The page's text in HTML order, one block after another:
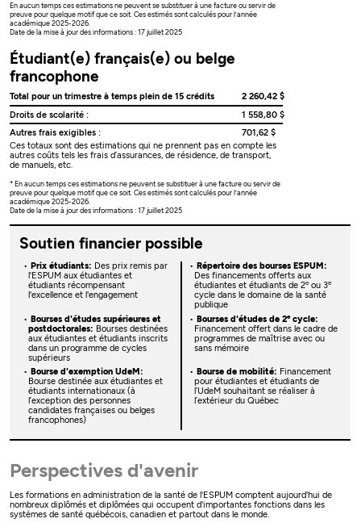
En aucun temps ces estimations ne peuvent se substituer à une facture ou servir de
preuve pour quelque motif que ce soit. Ces estimés sont calculés pour l’année
académique 2025-2026.
Date de la mise à jour des informations : 17 juillet 2025
Étudiant(e) français(e) ou belge
francophone
Total pour un trimestre à temps plein de 15 crédits
2 260,42 $
Droits de scolarité :
1 558,80 $
Autres frais exigibles :
701,62 $
Ces totaux sont des estimations qui ne prennent pas en compte les
autres coûts tels les frais d’assurances, de résidence, de transport,
de manuels, etc.
* En aucun temps ces estimations ne peuvent se substituer à une facture ou servir de
preuve pour quelque motif que ce soit. Ces estimés sont calculés pour l’année
académique 2025-2026.
Date de la mise à jour des informations : 17 juillet 2025
Soutien financier possible
Prix étudiants: Des prix remis par
l'ESPUM aux étudiantes et
étudiants récompensant
l'excellence et l'engagement
Répertoire des bourses ESPUM:
Des financements offerts aux
étudiantes et étudiants de 2eou 3e
cycle dans le domaine de la santé
publique
Bourses d'études supérieures et
postdoctorales: Bourses destinées
aux étudiantes et étudiants inscrits
dans un programme de cycles
supérieurs
Bourses d'études de 2ecycle:
Financement offert dans le cadre de
programmes de maîtrise avec ou
sans mémoire
Bourse d'exemption UdeM:
Bourse destinée aux étudiantes et
étudiants internationaux (à
l’exception des personnes
candidates françaises ou belges
francophones)
Bourse de mobilité: Financement
pour étudiantes et étudiants de
l’UdeM souhaitant se réaliser à
l’extérieur du Québec
Perspectives d'avenir
Les formations en administration de la santé de l'ESPUM comptent aujourd'hui de
nombreux diplômés et diplômées qui occupent d'importantes fonctions dans les
systèmes de santé québécois, canadien et partout dans le monde.